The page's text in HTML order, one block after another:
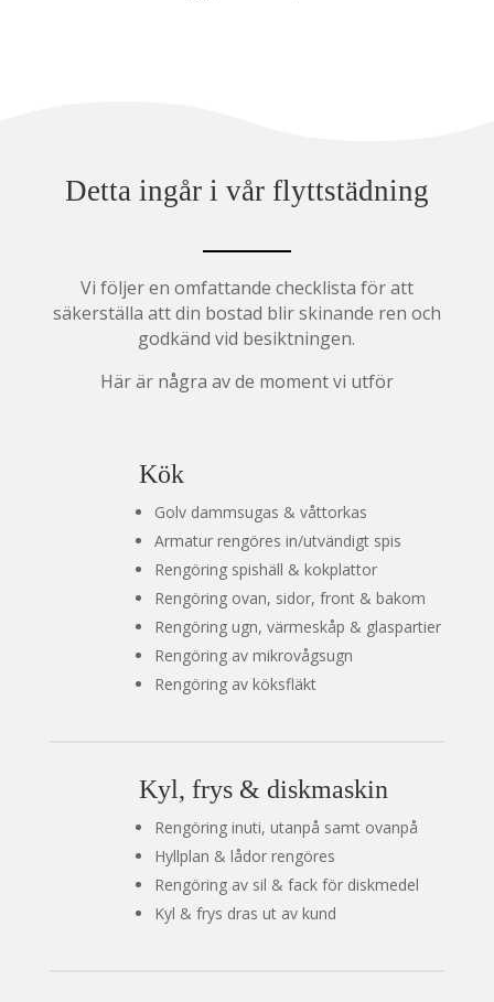
Detta ingår i vår flyttstädning
Vi följer en omfattande checklista för att
säkerställa att din bostad blir skinande ren och
godkänd vid besiktningen.
Här är några av de moment vi utför
Kök
Golv dammsugas & våttorkas
Armatur rengöres in/utvändigt spis
Rengöring spishäll & kokplattor
Rengöring ovan, sidor, front & bakom
Rengöring ugn, värmeskåp & glaspartier
Rengöring av mikrovågsugn
Rengöring av köksfläkt
Kyl, frys & diskmaskin
Rengöring inuti, utanpå samt ovanpå
Hyllplan & lådor rengöres
Rengöring av sil & fack för diskmedel
Kyl & frys dras ut av kund